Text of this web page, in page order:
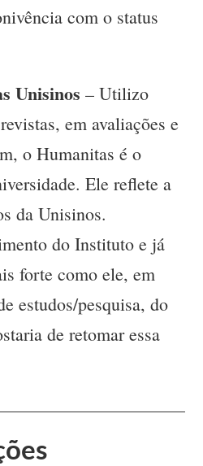
com o status
Unisinos – Utilizo
em avaliações e
o Humanitas é o
Ele reflete a
da Unisinos.
do Instituto e já
forte como ele, em
estudos/pesquisa, do
de retomar essa